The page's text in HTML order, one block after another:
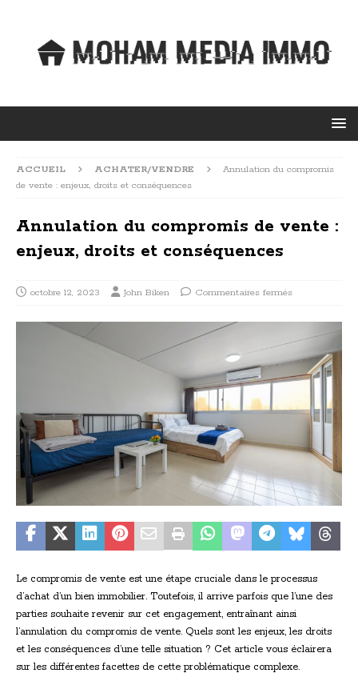
ACCUEIL ACHATER/VENDRE
Annulation du compromis
de vente : enjeux, droits et conséquences
Annulation du compromis de vente :
enjeux, droits et conséquences
octobre 12, 2023 John Biken Commentaires fermés
Le compromis de vente est une étape cruciale dans le processus
d’achat d’un bien immobilier. Toutefois, il arrive parfois que l’une des
parties souhaite revenir sur cet engagement, entraînant ainsi
l’annulation du compromis de vente. Quels sont les enjeux, les droits
et les conséquences d’une telle situation ? Cet article vous éclairera
sur les différentes facettes de cette problématique complexe.